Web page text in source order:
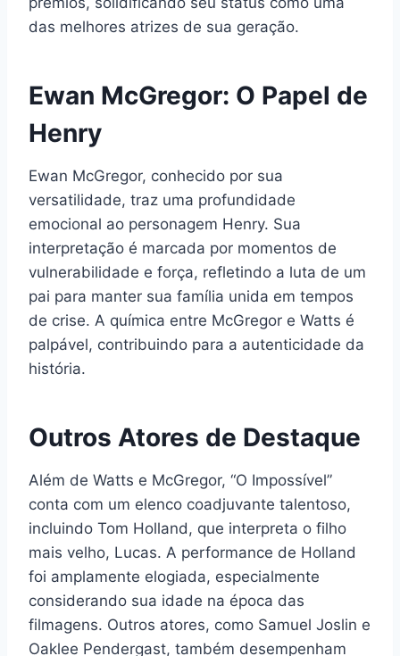
das melhores atrizes de sua geração.
Ewan McGregor: O Papel de
Henry
Ewan McGregor, conhecido por sua
versatilidade, traz uma profundidade
emocional ao personagem Henry. Sua
interpretação é marcada por momentos de
vulnerabilidade e força, refletindo a luta de um
pai para manter sua família unida em tempos
de crise. A química entre McGregor e Watts é
palpável, contribuindo para a autenticidade da
história.
Outros Atores de Destaque
Além de Watts e McGregor, “O Impossível”
conta com um elenco coadjuvante talentoso,
incluindo Tom Holland, que interpreta o filho
mais velho, Lucas. A performance de Holland
foi amplamente elogiada, especialmente
considerando sua idade na época das
filmagens. Outros atores, como Samuel Joslin e
Oaklee Pendergast, também desempenham